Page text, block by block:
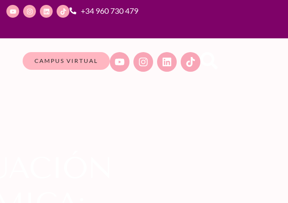
+34 960 730 479
CAMPUS VIRTUAL